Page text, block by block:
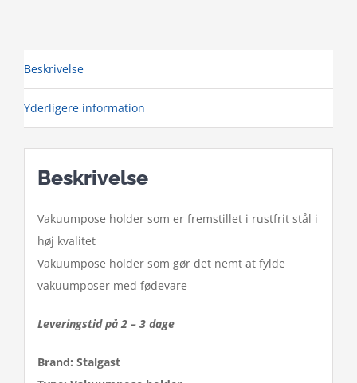
Beskrivelse
Yderligere information
Beskrivelse
Vakuumpose holder som er fremstillet i rustfrit stål i
høj kvalitet
Vakuumpose holder som gør det nemt at fylde
vakuumposer med fødevare
Leveringstid på 2 – 3 dage
Brand: Stalgast